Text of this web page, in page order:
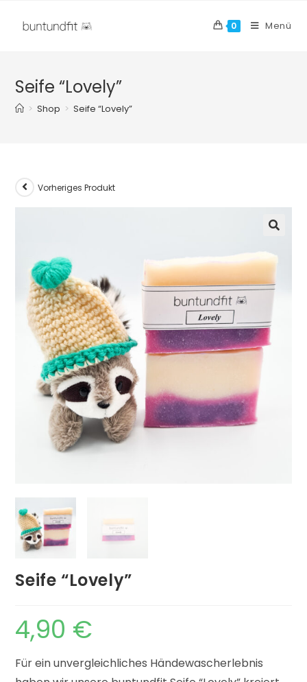
0 Menü
Seife “Lovely”
> Shop > Seife “Lovely”
Vorheriges Produkt
Seife “Lovely”
4,90 €
Für ein unvergleichliches Händewascherlebnis